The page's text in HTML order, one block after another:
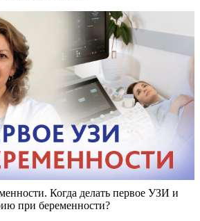
Когда делать первое УЗИ и
при беременности?